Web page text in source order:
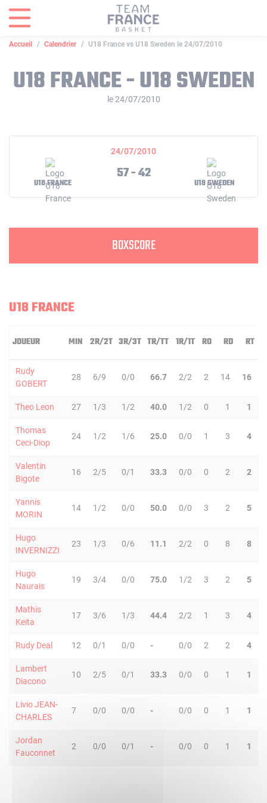
Accueil Calendrier U18 France vs U18 Sweden le 24/07/2010
U18 FRANCE - U18 SWEDEN
le 24/07/2010
24/07/2010
U18 FRANCE
57 - 42
U18 SWEDEN
BOXSCORE
U18 FRANCE
JOUEUR MIN 2R/2T 3R/3T TR/TT 1R/1T RO RD RT
Rudy
GOBERT
28 6/9 0/0 66.7 2/2 2 14 16
Theo Leon 27 1/3 1/2 40.0 1/2 0 1 1
Thomas
Ceci-Diop
24 1/2 1/6 25.0 0/0 1 3 4
Valentin
Bigote
16 2/5 0/1 33.3 0/0 0 2 2
Yannis
MORIN
14 1/2 0/0 50.0 0/0 3 2 5
Hugo
INVERNIZZI
23 1/3 0/6 11.1 2/2 0 8 8
Hugo
Naurais
19 3/4 0/0 75.0 1/2 3 2 5
Mathis
Keita
17 3/6 1/3 44.4 2/2 1 3 4
Rudy Deal 12 0/1 0/0 - 0/0 2 2 4
Lambert
Diacono
10 2/5 0/1 33.3 0/0 0 1 1
Livio JEAN-
CHARLES
7 0/0 0/0 - 0/0 0 1 1
Jordan
Fauconnet
2 0/0 0/1 - 0/0 0 1 1
Panneau de gestion des cookies